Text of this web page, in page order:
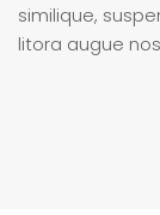
similique,
litora augue